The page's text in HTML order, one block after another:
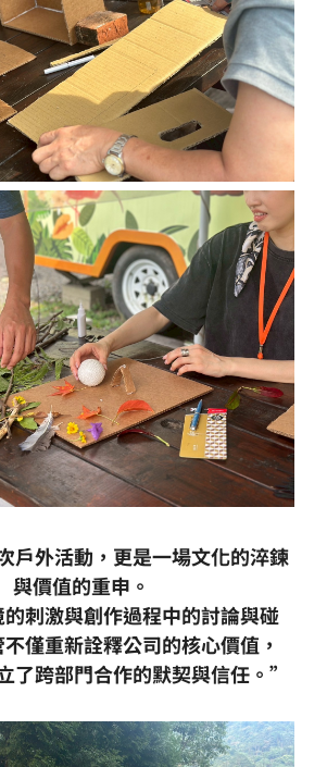
戶外活動，更是一場文化的淬鍊
與價值的重申。
刺激與創作過程中的討論與碰
僅重新詮釋公司的核心價值，
了跨部門合作的默契與信任。”